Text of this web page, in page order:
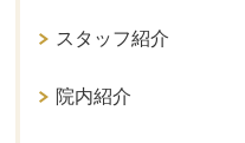
スタッフ紹介
院内紹介